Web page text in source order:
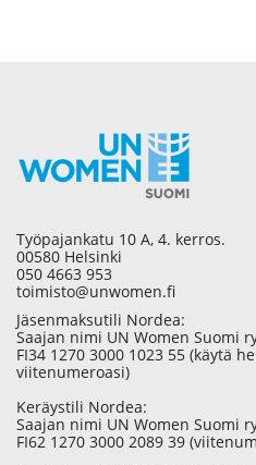
Työpajankatu 10 A, 4. kerros.
00580 Helsinki
050 4663 953
toimisto@unwomen.fi
Jäsenmaksutili Nordea:
Saajan nimi UN Women Suomi
FI34 1270 3000 1023 55 (käytä
viitenumeroasi)
Keräystili Nordea:
Saajan nimi UN Women Suomi
FI62 1270 3000 2089 39